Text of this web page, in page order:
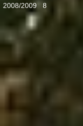
2008/2009 8